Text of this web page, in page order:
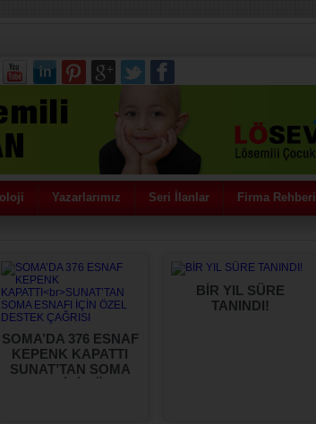
Yazarlarımız Seri İlanlar Firma Rehberi
SOMA’DA 376 ESNAF
KEPENK KAPATTI
SUNAT’TAN SOMA
BİR YIL SÜRE
TANINDI!